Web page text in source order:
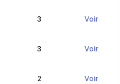
3 Voir
3 Voir
2 Voir